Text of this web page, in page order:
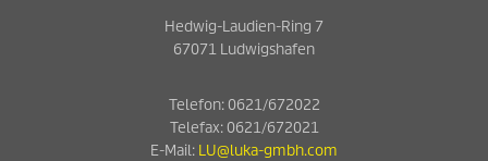
Hedwig-Laudien-Ring 7
67071 Ludwigshafen
Telefon: 0621/672022
Telefax: 0621/672021
E-Mail: LU@luka-gmbh.com